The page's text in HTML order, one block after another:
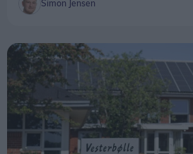
Simon Jensen